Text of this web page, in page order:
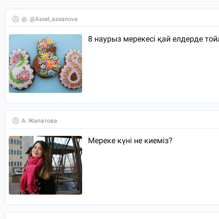
@. @assel_assanova
8 наурыз мерекесі қай елдерде
А. Жапатова
Мереке күні не киеміз?